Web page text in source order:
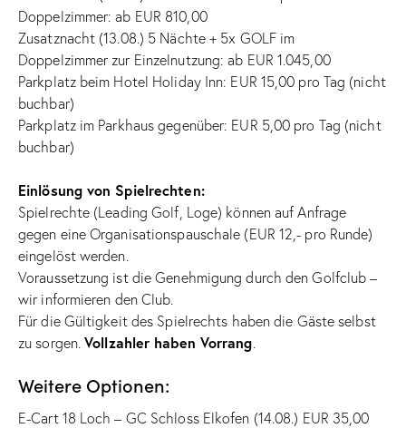
Doppelzimmer: ab EUR 810,00
Zusatznacht (13.08.) 5 Nächte + 5x GOLF im
Doppelzimmer zur Einzelnutzung: ab EUR 1.045,00
Parkplatz beim Hotel Holiday Inn: EUR 15,00 pro Tag (nicht
buchbar)
Parkplatz im Parkhaus gegenüber: EUR 5,00 pro Tag (nicht
buchbar)
Einlösung von Spielrechten:
Spielrechte (Leading Golf, Loge) können auf Anfrage
gegen eine Organisationspauschale (EUR 12,- pro Runde)
eingelöst werden.
Voraussetzung ist die Genehmigung durch den Golfclub –
wir informieren den Club.
Für die Gültigkeit des Spielrechts haben die Gäste selbst
zu sorgen.Vollzahler haben Vorrang.
Weitere Optionen:
E-Cart 18 Loch – GC Schloss Elkofen (14.08.) EUR 35,00